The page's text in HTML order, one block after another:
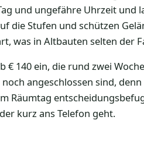
und ungefähre Uhrzeit und
die Stufen und schützen
was in Altbauten selten der
140 ein, die rund zwei
angeschlossen sind,
Räumtag
kurz ans Telefon geht.